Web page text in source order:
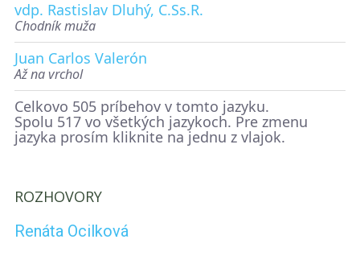
vdp. Rastislav Dluhý, C.Ss.R.
Chodník muža
Juan Carlos Valerón
Až na vrchol
Celkovo 505 príbehov v tomto jazyku.
Spolu 517 vo všetkých jazykoch. Pre zmenu
jazyka prosím kliknite na jednu z vlajok.
ROZHOVORY
Renáta Ocilková